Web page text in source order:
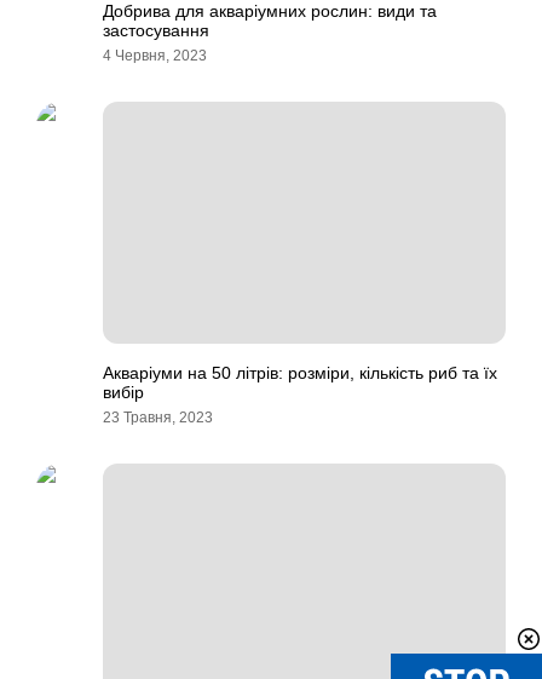
Добрива для акваріумних рослин: види та
застосування
4 Червня, 2023
Акваріуми на 50 літрів: розміри, кількість риб та їх
вибір
23 Травня, 2023